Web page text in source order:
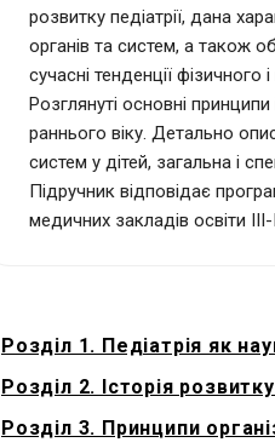
розвитку педіатрії, дана
органів та систем, а також
сучасні тенденції фізичного
Розглянуті основні
раннього віку. Детально
систем у дітей, загальна і
Підручник відповідає
медичних закладів освіти III-
Розділ 1. Педіатрія як
Розділ 2. Історія розвитку
Розділ 3. Принципи